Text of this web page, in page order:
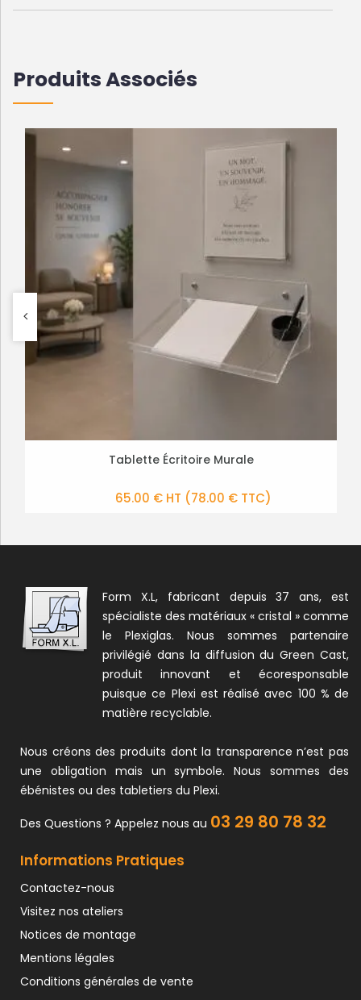
Produits Associés
PLUS DE DÉTAILS
Tablette Écritoire Murale
65.00 € HT (78.00 € TTC)
PLUS DE DÉTAILS
Boite aux lettres transparente
147.00 € HT (176.40 € TTC)
Form X.L, fabricant depuis 37 ans, est
spécialiste des matériaux « cristal » comme
le Plexiglas. Nous sommes partenaire
privilégié dans la diffusion du Green Cast,
produit innovant et écoresponsable
puisque ce Plexi est réalisé avec 100 % de
matière recyclable.
Nous créons des produits dont la transparence n’est pas
une obligation mais un symbole. Nous sommes des
ébénistes ou des tabletiers du Plexi.
Des Questions ? Appelez nous au 03 29 80 78 32
Informations Pratiques
Contactez-nous
Visitez nos ateliers
Notices de montage
Mentions légales
Conditions générales de vente